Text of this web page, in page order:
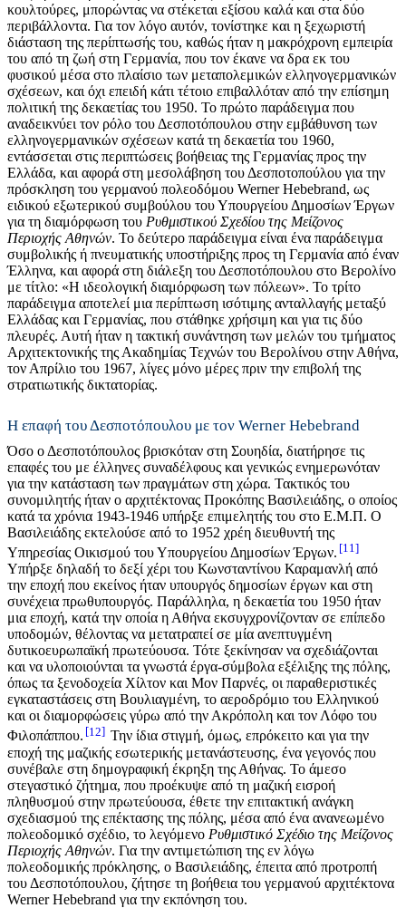
κουλτούρες, μπορώντας να στέκεται εξίσου καλά και στα δύο
περιβάλλοντα. Για τον λόγο αυτόν, τονίστηκε και η ξεχωριστή
διάσταση της περίπτωσής του, καθώς ήταν η μακρόχρονη εμπειρία
του από τη ζωή στη Γερμανία, που τον έκανε να δρα εκ του
φυσικού μέσα στο πλαίσιο των μεταπολεμικών ελληνογερμανικών
σχέσεων, και όχι επειδή κάτι τέτοιο επιβαλλόταν από την επίσημη
πολιτική της δεκαετίας του 1950. Το πρώτο παράδειγμα που
αναδεικνύει τον ρόλο του Δεσποτόπουλου στην εμβάθυνση των
ελληνογερμανικών σχέσεων κατά τη δεκαετία του 1960,
εντάσσεται στις περιπτώσεις βοήθειας της Γερμανίας προς την
Ελλάδα, και αφορά στη μεσολάβηση του Δεσποτοπούλου για την
πρόσκληση του γερμανού πολεοδόμου Werner Hebebrand, ως
ειδικού εξωτερικού συμβούλου του Υπουργείου Δημοσίων Έργων
για τη διαμόρφωση του Ρυθμιστικού Σχεδίου της Μείζονος
Περιοχής Αθηνών. Το δεύτερο παράδειγμα είναι ένα παράδειγμα
συμβολικής ή πνευματικής υποστήριξης προς τη Γερμανία από έναν
Έλληνα, και αφορά στη διάλεξη του Δεσποτόπουλου στο Βερολίνο
με τίτλο: «Η ιδεολογική διαμόρφωση των πόλεων». Το τρίτο
παράδειγμα αποτελεί μια περίπτωση ισότιμης ανταλλαγής μεταξύ
Ελλάδας και Γερμανίας, που στάθηκε χρήσιμη και για τις δύο
πλευρές. Αυτή ήταν η τακτική συνάντηση των μελών του τμήματος
Αρχιτεκτονικής της Ακαδημίας Τεχνών του Βερολίνου στην Αθήνα,
τον Απρίλιο του 1967, λίγες μόνο μέρες πριν την επιβολή της
στρατιωτικής δικτατορίας.
Η επαφή του Δεσποτόπουλου με τον Werner Hebebrand
Όσο ο Δεσποτόπουλος βρισκόταν στη Σουηδία, διατήρησε τις
επαφές του με έλληνες συναδέλφους και γενικώς ενημερωνόταν
για την κατάσταση των πραγμάτων στη χώρα. Τακτικός του
συνομιλητής ήταν ο αρχιτέκτονας Προκόπης Βασιλειάδης, ο οποίος
κατά τα χρόνια 1943-1946 υπήρξε επιμελητής του στο Ε.Μ.Π. Ο
Βασιλειάδης εκτελούσε από το 1952 χρέη διευθυντή της
Υπηρεσίας Οικισμού του Υπουργείου Δημοσίων Έργων. 11
Υπήρξε δηλαδή το δεξί χέρι του Κωνσταντίνου Καραμανλή από
την εποχή που εκείνος ήταν υπουργός δημοσίων έργων και στη
συνέχεια πρωθυπουργός. Παράλληλα, η δεκαετία του 1950 ήταν
μια εποχή, κατά την οποία η Αθήνα εκσυγχρονίζονταν σε επίπεδο
υποδομών, θέλοντας να μετατραπεί σε μία ανεπτυγμένη
δυτικοευρωπαϊκή πρωτεύουσα. Τότε ξεκίνησαν να σχεδιάζονται
και να υλοποιούνται τα γνωστά έργα-σύμβολα εξέλιξης της πόλης,
όπως τα ξενοδοχεία Χίλτον και Μον Παρνές, οι παραθεριστικές
εγκαταστάσεις στη Βουλιαγμένη, το αεροδρόμιο του Ελληνικού
και οι διαμορφώσεις γύρω από την Ακρόπολη και τον Λόφο του
Φιλοπάππου. 12
Την ίδια στιγμή, όμως, επρόκειτο και για την
εποχή της μαζικής εσωτερικής μετανάστευσης, ένα γεγονός που
συνέβαλε στη δημογραφική έκρηξη της Αθήνας. Το άμεσο
στεγαστικό ζήτημα, που προέκυψε από τη μαζική εισροή
πληθυσμού στην πρωτεύουσα, έθετε την επιτακτική ανάγκη
σχεδιασμού της επέκτασης της πόλης, μέσα από ένα ανανεωμένο
πολεοδομικό σχέδιο, το λεγόμενο Ρυθμιστικό Σχέδιο της Μείζονος
Περιοχής Αθηνών. Για την αντιμετώπιση της εν λόγω
πολεοδομικής πρόκλησης, ο Βασιλειάδης, έπειτα από προτροπή
του Δεσποτόπουλου, ζήτησε τη βοήθεια του γερμανού αρχιτέκτονα
Werner Hebebrand για την εκπόνηση του.